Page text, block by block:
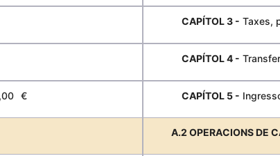
€
CAPÍTOL 3 - Taxes,
CAPÍTOL 4 -
CAPÍTOL 5 -
A.2 OPERACIONS DE